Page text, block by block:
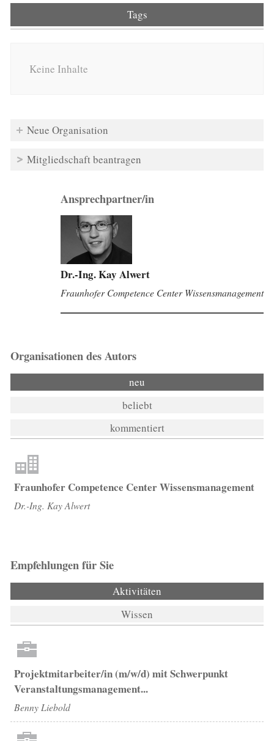
Tags
Keine Inhalte
Neue Organisation
Mitgliedschaft beantragen
Ansprechpartner/in
Dr.-Ing. Kay Alwert
Fraunhofer Competence Center Wissensmanagement
Organisationen des Autors
neu
beliebt
kommentiert
Fraunhofer Competence Center Wissensmanagement
Dr.-Ing. Kay Alwert
Empfehlungen für Sie
Aktivitäten
Wissen
Projektmitarbeiter/in (m/w/d) mit Schwerpunkt
Veranstaltungsmanagement...
Benny Liebold